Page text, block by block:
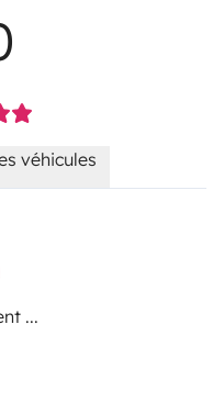
véhicules
...